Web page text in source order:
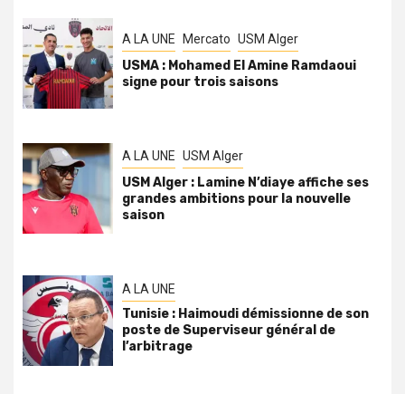
A LA UNE Mercato USM Alger
USMA : Mohamed El Amine Ramdaoui
signe pour trois saisons
A LA UNE USM Alger
USM Alger : Lamine N’diaye affiche ses
grandes ambitions pour la nouvelle
saison
A LA UNE
Tunisie : Haimoudi démissionne de son
poste de Superviseur général de
l’arbitrage